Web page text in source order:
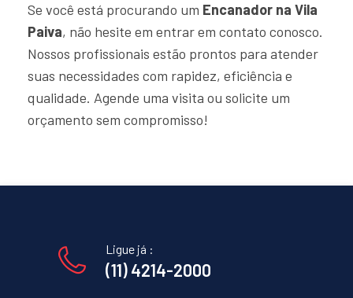
Se você está procurando um Encanador na Vila
Paiva, não hesite em entrar em contato conosco.
Nossos profissionais estão prontos para atender
suas necessidades com rapidez, eficiência e
qualidade. Agende uma visita ou solicite um
orçamento sem compromisso!
Ligue já :
(11) 4214-2000